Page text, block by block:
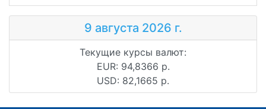
9 августа 2026 г.
Текущие курсы валют:
EUR: 94,8366 р.
USD: 82,1665 р.